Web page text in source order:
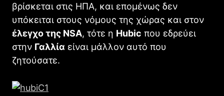
βρίσκεται στις ΗΠΑ, και επομένως δεν
υπόκειται στους νόμους της χώρας και στον
έλεγχο της NSA, τότε η Hubic που εδρεύει
στην Γαλλία είναι μάλλον αυτό που
ζητούσατε.